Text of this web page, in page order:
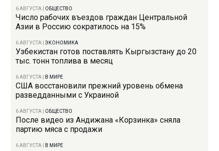
6 АВГУСТА ОБЩЕСТВО
Число рабочих въездов граждан Центральной
Азии в Россию сократилось на 15%
6 АВГУСТА |ЭКОНОМИКА
Узбекистан готов поставлять Кыргызстану до 20
тыс. тонн топлива в месяц
6 АВГУСТА В МИРЕ
США восстановили прежний уровень обмена
разведданными с Украиной
6 АВГУСТА ОБЩЕСТВО
После видео из Андижана «Корзинка» сняла
партию мяса с продажи
6 АВГУСТА В МИРЕ